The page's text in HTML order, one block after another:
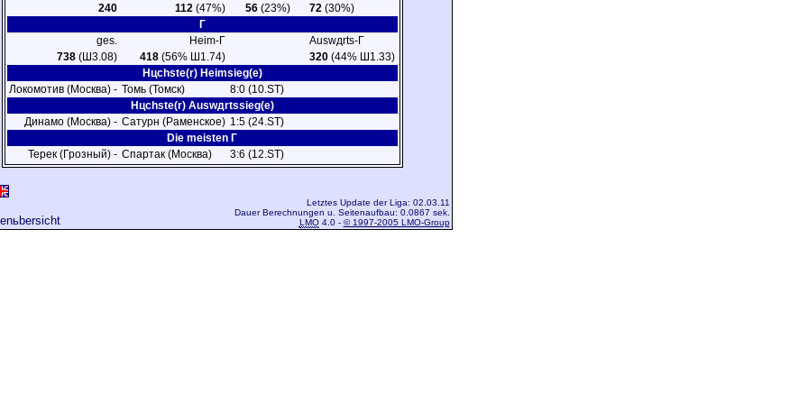
240
112 (47%) 56(23%) 72(30%)
Г
ges.
Heim-Г
Auswдrts-Г
738 (Ш3.08) 418 (56% Ш1.74) 320(44% Ш1.33)
Hцchste(r) Heimsieg(e)
Локомотив (Москва) - Томь (Томск)
8:0 (10.ST)
Hцchste(r) Auswдrtssieg(e)
Динамо (Москва) - Сатурн (Раменское) 1:5 (24.ST)
Die meisten Г
Терек (Грозный) - Спартак (Москва) 3:6 (12.ST)
Letztes Update der Liga: 02.03.11
Dauer Berechnungen u. Seitenaufbau: 0.0867 sek.
LMO4.0 - © 1997-2005 LMO-Group